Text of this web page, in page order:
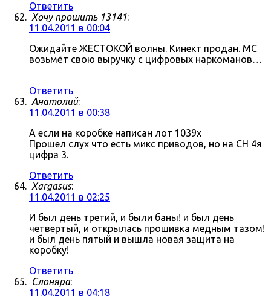
Ответить
Хочу прошить 13141:
11.04.2011 в 00:04
Ожидайте ЖЕСТОКОЙ волны. Кинект продан. МС
возьмёт свою выручку с цифровых наркоманов…
Ответить
Анатолий:
11.04.2011 в 00:38
А если на коробке написан лот 1039x
Прошел слух что есть микс приводов, но на СН 4я
цифра 3.
Ответить
Xargasus:
11.04.2011 в 02:25
И был день третий, и были баны! и был день
четвертый, и открылась прошивка медным тазом!
и был день пятый и вышла новая защита на
коробку!
Ответить
Слоняра:
11.04.2011 в 04:18